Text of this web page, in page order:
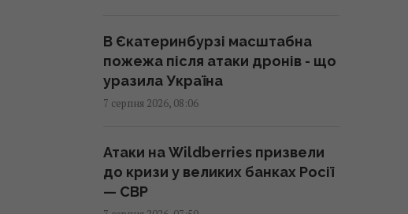
"Щенячий патруль",
"Морозивник" і "Мотор Сіті":
головні прем'єри в кінотеатрах
Як рицинова олія впливає на
волосся: дослідження
В Єкатеринбурзі масштабна
пожежа після атаки дронів - що
уразила Україна
7 серпня 2026, 08:06
Атаки на Wildberries призвели
до кризи у великих банках Росії
— СВР